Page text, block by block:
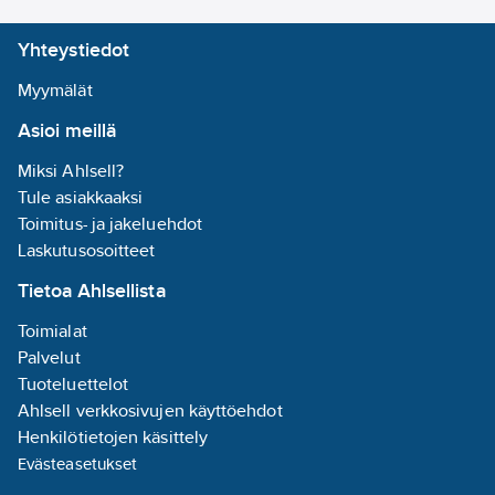
- Toimintatilat: Jäähdytys,
Yhteystiedot
Myymälät
Asioi meillä
Miksi Ahlsell?
Tule asiakkaaksi
Toimitus- ja jakeluehdot
Laskutusosoitteet
Tietoa Ahlsellista
Toimialat
Palvelut
Tuoteluettelot
Ahlsell verkkosivujen käyttöehdot
Henkilötietojen käsittely
Evästeasetukset